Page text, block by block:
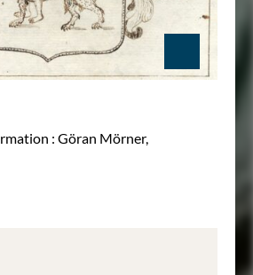
: Göran Mörner,